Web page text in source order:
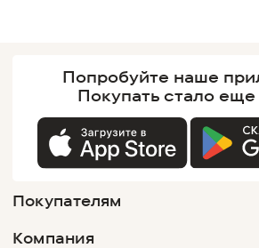
Попробуйте наше
Покупатьстало еще
Покупателям
Компания